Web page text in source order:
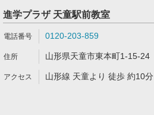
進学プラザ 天童駅前教室
0120-203-859
山形県天童市東本町1-15-24
山形線 天童より 徒歩 約10分